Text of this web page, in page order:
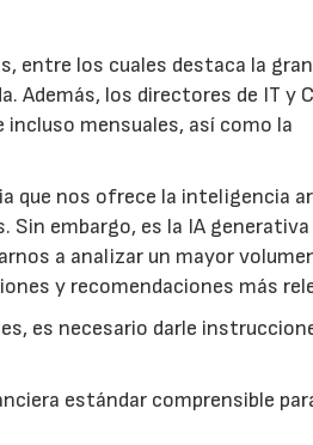
entre los cuales destaca la
Además, los directores de IT y
mensuales, así como la
que nos ofrece la inteligencia
embargo, es la IA generativa
a analizar un mayor
y recomendaciones más
es necesario darle
estándar comprensible